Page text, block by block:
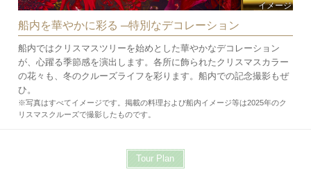
イメージ
船内を華やかに彩る ─特別なデコレーション
船内ではクリスマスツリーを始めとした華やかなデコレーション
が、心躍る季節感を演出します。各所に飾られたクリスマスカラー
の花々も、冬のクルーズライフを彩ります。船内での記念撮影もぜ
ひ。
※写真はすべてイメージです。掲載の料理および船内イメージ等は2025年のク
リスマスクルーズで撮影したものです。
Tour Plan